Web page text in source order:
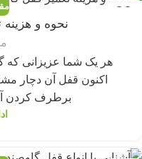
09
نحوه و
هر یک شما عزیزانی که
اکنون قفل آن دچار
برطرف کردن